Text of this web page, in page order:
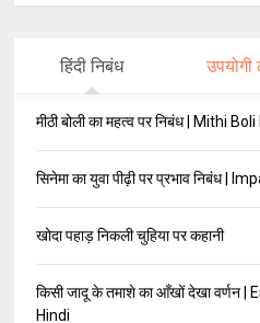
हिंदी निबंध
मीठी बोली का महत्व पर निबंध | Mithi
सिनेमा का युवा पीढ़ी पर प्रभाव निबंध
खोदा पहाड़ निकली चुहिया पर कहानी
किसी जादू के तमाशे का आँखों देखा वर्णन
Hindi